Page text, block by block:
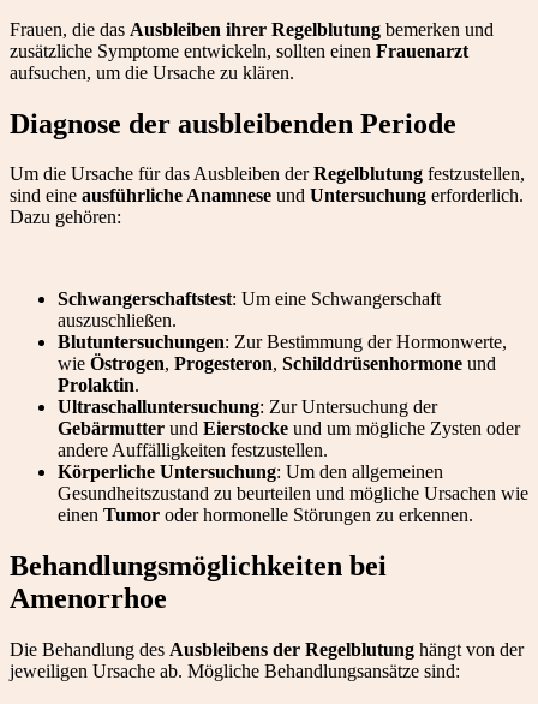
Frauen, die das Ausbleiben ihrer Regelblutung bemerken und
zusätzliche Symptome entwickeln, sollten einen Frauenarzt
aufsuchen, um die Ursache zu klären.
Diagnose der ausbleibenden Periode
Um die Ursache für das Ausbleiben derRegelblutung festzustellen,
sind eine ausführliche Anamnese und Untersuchung erforderlich.
Dazu gehören:
Schwangerschaftstest: Um eine Schwangerschaft
auszuschließen.
Blutuntersuchungen: Zur Bestimmung der Hormonwerte,
wie Östrogen, Progesteron, Schilddrüsenhormone und
Prolaktin.
Ultraschalluntersuchung: Zur Untersuchung der
Gebärmutter und Eierstocke und um mögliche Zysten oder
andere Auffälligkeiten festzustellen.
Körperliche Untersuchung: Um den allgemeinen
Gesundheitszustand zu beurteilen und mögliche Ursachen wie
einen Tumor oder hormonelle Störungen zu erkennen.
Behandlungsmöglichkeiten bei
Amenorrhoe
Die Behandlung des Ausbleibens der Regelblutung hängt von der
jeweiligen Ursache ab. Mögliche Behandlungsansätze sind: